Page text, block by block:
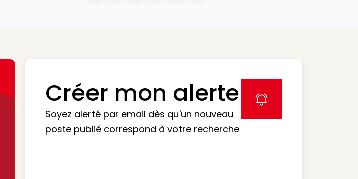
Créer mon alerte
Soyez alerté par email dès qu'un nouveau
poste publié correspond à votre recherche
label icon